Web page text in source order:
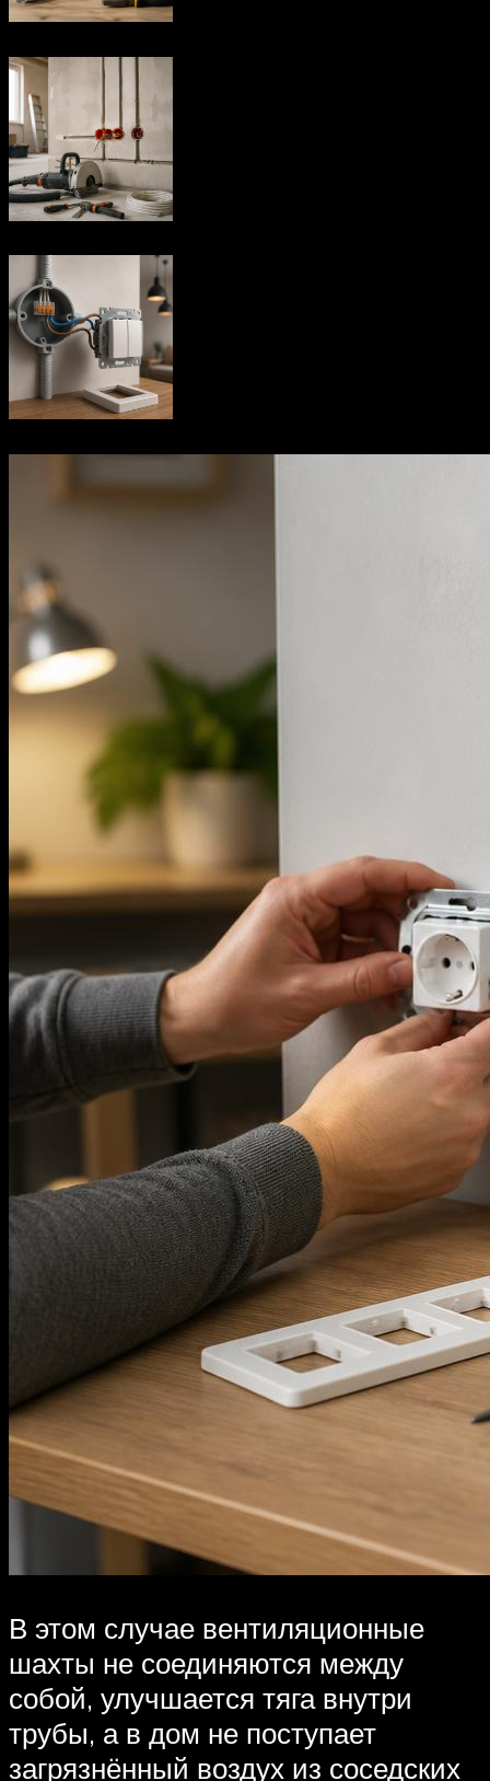
В этом случае вентиляционные
шахты не соединяются между
собой, улучшается тяга внутри
трубы, а в дом не поступает
загрязнённый воздух из соседских